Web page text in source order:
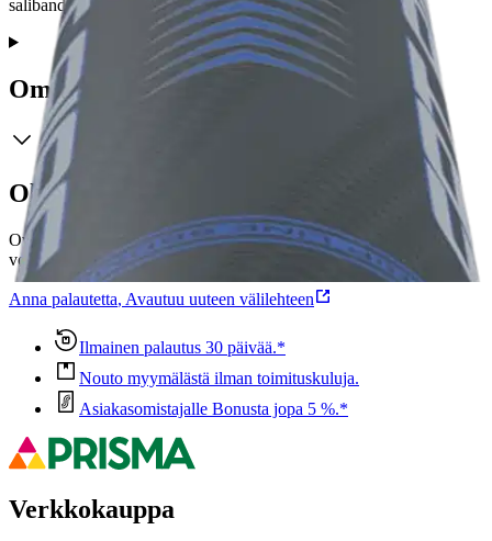
salibandypeliin.
Ominaisuudet
Oletko tyytyväinen tuotetietoihin?
Ovatko tuotetiedot riittävät? Jos tuotetiedoissa on puutteita tai niitä
voisi muuten parantaa, anna palautetta.
Anna palautetta, Avautuu uuteen välilehteen
Ilmainen palautus 30 päivää.*
Nouto myymälästä ilman toimituskuluja.
Asiakasomistajalle Bonusta jopa 5 %.*
Verkkokauppa